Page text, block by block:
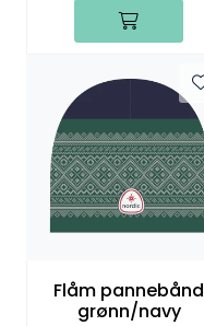
Flåm pannebånd
grønn/navy